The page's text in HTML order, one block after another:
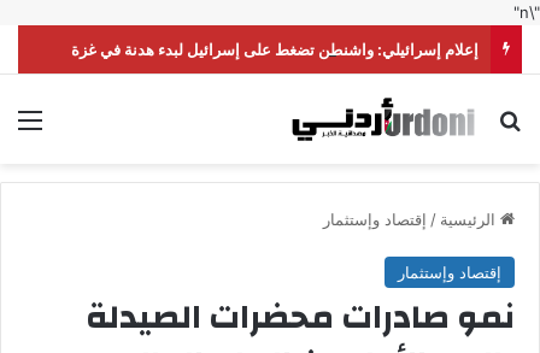
"\n"
إعلام إسرائيلي: واشنطن تضغط على إسرائيل لبدء هدنة في غزة
بحث عن
الرئيسية / إقتصاد وإستثمار
إقتصاد وإستثمار
نمو صادرات محضرات الصيدلة